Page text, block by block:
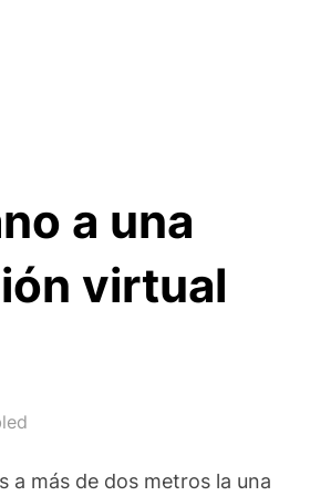
a una
virtual
a más de dos metros la una